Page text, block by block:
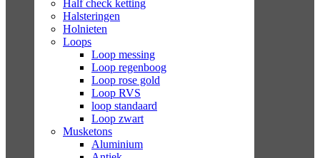
Half check ketting
Halsteringen
Holnieten
Loops
Loop messing
Loop regenboog
Loop rose gold
Loop RVS
loop standaard
Loop zwart
Musketons
Aluminium